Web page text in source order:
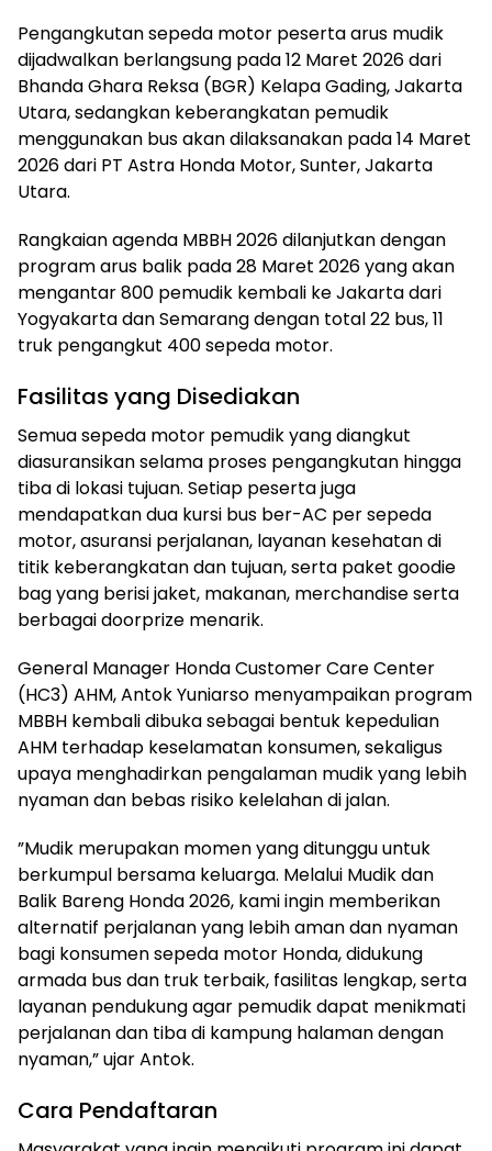
Pengangkutan sepeda motor peserta arus mudik
dijadwalkan berlangsung pada 12 Maret 2026 dari
Bhanda Ghara Reksa (BGR) Kelapa Gading, Jakarta
Utara, sedangkan keberangkatan pemudik
menggunakan bus akan dilaksanakan pada 14 Maret
2026 dari PT Astra Honda Motor, Sunter, Jakarta
Utara.
Rangkaian agenda MBBH 2026 dilanjutkan dengan
program arus balik pada 28 Maret 2026 yang akan
mengantar 800 pemudik kembali ke Jakarta dari
Yogyakarta dan Semarang dengan total 22 bus, 11
truk pengangkut 400 sepeda motor.
Fasilitas yang Disediakan
Semua sepeda motor pemudik yang diangkut
diasuransikan selama proses pengangkutan hingga
tiba di lokasi tujuan. Setiap peserta juga
mendapatkan dua kursi bus ber-AC per sepeda
motor, asuransi perjalanan, layanan kesehatan di
titik keberangkatan dan tujuan, serta paket goodie
bag yang berisi jaket, makanan, merchandise serta
berbagai doorprize menarik.
General Manager Honda Customer Care Center
(HC3) AHM, Antok Yuniarso menyampaikan program
MBBH kembali dibuka sebagai bentuk kepedulian
AHM terhadap keselamatan konsumen, sekaligus
upaya menghadirkan pengalaman mudik yang lebih
nyaman dan bebas risiko kelelahan di jalan.
”Mudik merupakan momen yang ditunggu untuk
berkumpul bersama keluarga. Melalui Mudik dan
Balik Bareng Honda 2026, kami ingin memberikan
alternatif perjalanan yang lebih aman dan nyaman
bagi konsumen sepeda motor Honda, didukung
armada bus dan truk terbaik, fasilitas lengkap, serta
layanan pendukung agar pemudik dapat menikmati
perjalanan dan tiba di kampung halaman dengan
nyaman,” ujar Antok.
Cara Pendaftaran